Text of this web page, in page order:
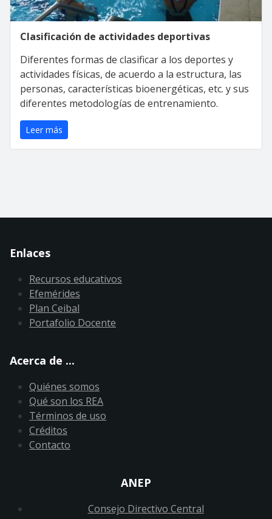
Clasificación de actividades deportivas
Diferentes formas de clasificar a los deportes y
actividades físicas, de acuerdo a la estructura, las
personas, características bioenergéticas, etc. y sus
diferentes metodologías de entrenamiento.
Leer más
Enlaces
Recursos educativos
Efemérides
Plan Ceibal
Portafolio Docente
Acerca de ...
Quiénes somos
Qué son los REA
Términos de uso
Créditos
Contacto
ANEP
Consejo Directivo Central